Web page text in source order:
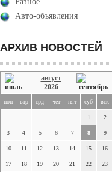
Авто-объявления
АРХИВ НОВОСТЕЙ
август
2026
пон втр срд чет пят суб вск
1 2
3 4 5 6 7 8 9
10 11 12 13 14 15 16
17 18 19 20 21 22 23